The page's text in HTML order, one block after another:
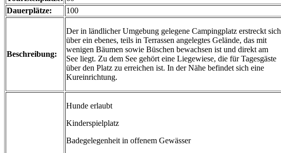
Dauerplätze:
100
Beschreibung:
Der in ländlicher Umgebung gelegene Campingplatz erstreckt sich
über ein ebenes, teils in Terrassen angelegtes Gelände, das mit
wenigen Bäumen sowie Büschen bewachsen ist und direkt am
See liegt. Zu dem See gehört eine Liegewiese, die für Tagesgäste
über den Platz zu erreichen ist. In der Nähe befindet sich eine
Kureinrichtung.
Hunde erlaubt
Kinderspielplatz
Badegelegenheit in offenem Gewässer